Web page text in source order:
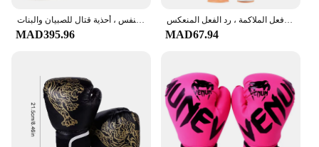
أحذية مصارعة ملاكمة للرجال والنساء ، نعل خارجي مطاطي ، تنفس ، أحذية قتال للصبيان والبنات
MAD395.96
كرة تدريب تنسيق العين باليد ، رد فعل الملاكمة ، رد الفعل المنعكس
MAD67.94